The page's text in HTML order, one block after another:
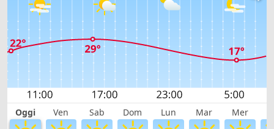
Oggi Ven Sab Dom Lun Mar Mer